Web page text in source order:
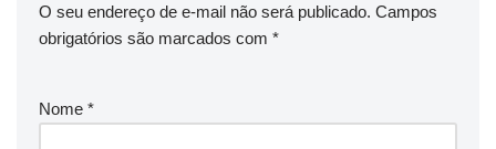
O seu endereço de e-mail não será publicado. Campos
obrigatórios são marcados com *
Nome *